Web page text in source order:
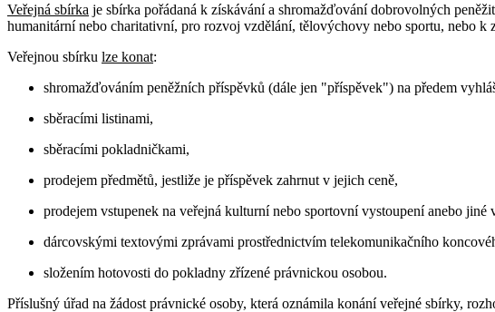
Veřejná sbírka je sbírka pořádaná k získávání a shromažďování dobrovolných
humanitární nebo charitativní, pro rozvoj vzdělání, tělovýchovy nebo sportu, nebo
Veřejnou sbírku lze konat:
shromažďováním peněžních příspěvků (dále jen "příspěvek") na předem
sběracími listinami,
sběracími pokladničkami,
prodejem předmětů, jestliže je příspěvek zahrnut v jejich ceně,
prodejem vstupenek na veřejná kulturní nebo sportovní vystoupení anebo
dárcovskými textovými zprávami prostřednictvím telekomunikačního
složením hotovosti do pokladny zřízené právnickou osobou.
Příslušný úřad na žádost právnické osoby, která oznámila konání veřejné sbírky,